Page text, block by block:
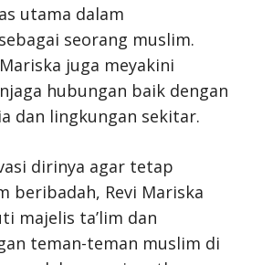
utama dalam
seorang muslim.
juga meyakini
hubungan baik dengan
dan lingkungan sekitar.
dirinya agar tetap
beribadah, Revi Mariska
majelis ta’lim dan
teman-teman muslim di